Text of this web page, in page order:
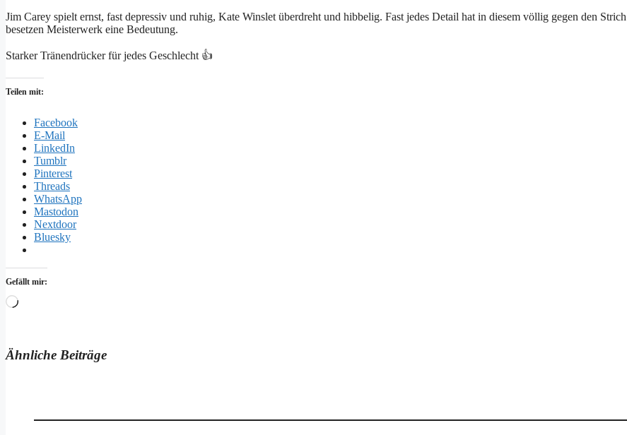
Jim Carey spielt ernst, fast depressiv und ruhig, Kate Winslet überdreht und hibbelig. Fast jedes Detail hat in diesem völlig gegen den Strich
besetzen Meisterwerk eine Bedeutung.
Starker Tränendrücker für jedes Geschlecht 👍
Teilen mit:
Facebook
E-Mail
LinkedIn
Tumblr
Pinterest
Threads
WhatsApp
Mastodon
Nextdoor
Bluesky
Gefällt mir:
Wird
Ähnliche Beiträge